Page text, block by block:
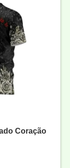
Coração